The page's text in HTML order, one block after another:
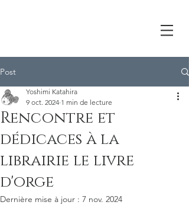
Post
Rencontre et
dédicaces à la
librairie le livre
d'orge
Yoshimi Katahira
9 oct. 2024 1 min de lecture
Dernière mise à jour : 7 nov. 2024